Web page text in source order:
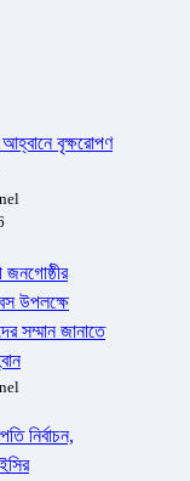
আহ্বানে বৃক্ষরোপণ
জনগোষ্ঠীর
উপলক্ষে
সম্মান জানাতে
নির্বাচন,